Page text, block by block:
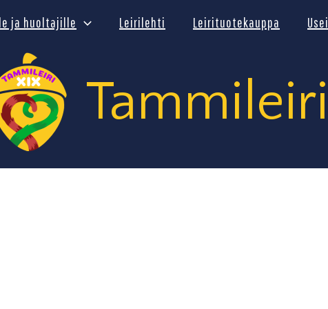
ja huoltajille Leirilehti Leirituotekauppa
Tammileiri